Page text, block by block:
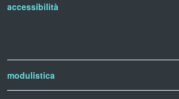
accessibilità
modulistica